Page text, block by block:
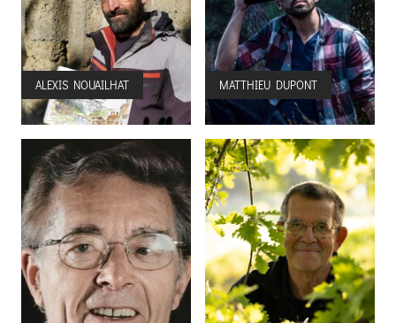
ALEXIS NOUAILHAT MATTHIEU DUPONT